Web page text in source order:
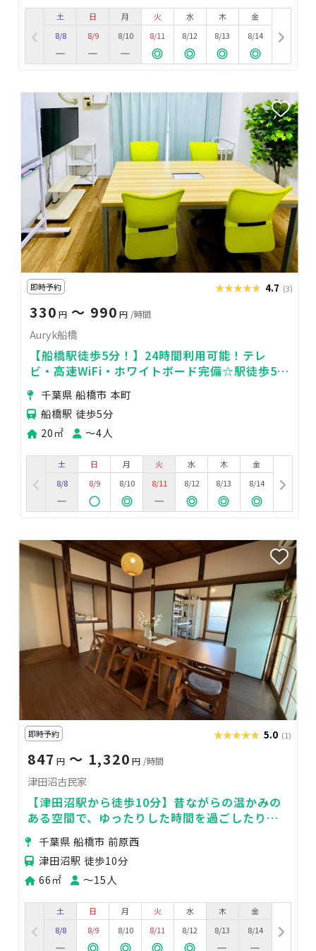
土
8/8
日
8/9
月
8/10
火
8/11
水
8/12
木
8/13
金
8/14
即時予約 ★★★★★
★★★★★ 4.7 (3)
330 円〜 990 円 /時間
Auryk船橋
【船橋駅徒歩5分！】24時間利用可能！テレ
ビ・高速WiFi・ホワイトボード完備☆駅徒歩5
分・広い・安い・綺麗な会議室
千葉県 船橋市 本町
船橋駅 徒歩5分
20㎡
〜4人
土
8/8
日
8/9
月
8/10
火
8/11
水
8/12
木
8/13
金
8/14
即時予約 ★★★★★
★★★★★ 5.0 (1)
847 円 〜 1,320 円 /時間
津田沼古民家
【津田沼駅から徒歩10分】昔ながらの温かみの
ある空間で、ゆったりした時間を過ごしたり、
仲間と楽しいひとときをシェア
千葉県 船橋市 前原西
津田沼駅 徒歩10分
66㎡
〜15人
土
8/8
日
8/9
月
8/10
火
8/11
水
8/12
木
8/13
金
8/14